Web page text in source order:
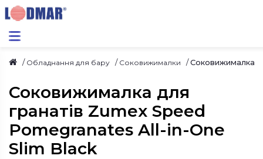
Обладнання для бару Соковижималки Соковижималка
Соковижималка для
гранатів Zumex Speed
Pomegranates All-in-One
Slim Black